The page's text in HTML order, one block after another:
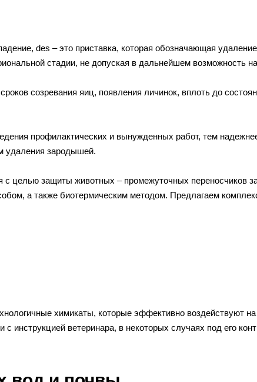
des – это приставка, которая обозначающая
стадии, не допуская в дальнейшем возможность
созревания яиц, появления личинок, вплоть до
профилактических и вынужденных работ, тем
удаления зародышей.
с целью защиты животных – промежуточных переносчиков
а также биотермическим методом. Предлагаем
химикаты, которые эффективно воздействуют на
инструкцией ветеринара, в некоторых случаях под его